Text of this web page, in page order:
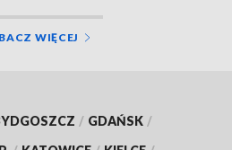
WIĘCEJ
/ GDAŃSK /